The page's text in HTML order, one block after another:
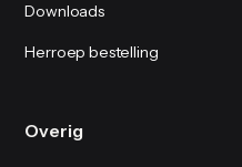
Downloads
Herroep bestelling
Overig